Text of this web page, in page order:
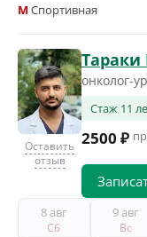
MСпортивная
Оставить
отзыв
онколог-
Стаж 11
2500 ₽
8 авг
Сб
9 авг
Вс